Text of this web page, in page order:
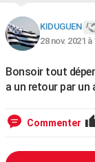
KIDUGUEN
28 nov. 2021 à
Bonsoir tout
a un retour par un
Commenter